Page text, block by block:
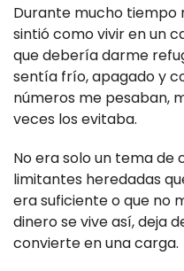
Durante mucho tiempo
sintió como vivir en un
que debería darme
sentía frío, apagado y
números me pesaban,
veces los evitaba.
No era solo un tema de
limitantes heredadas
era suficiente o que no
dinero se vive así, deja
convierte en una carga.